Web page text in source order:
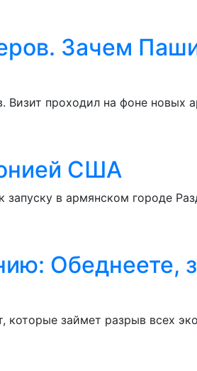
Зачем
проходил на фоне новых
США
запуску в армянском городе
Обеднеете,
которые займет разрыв всех